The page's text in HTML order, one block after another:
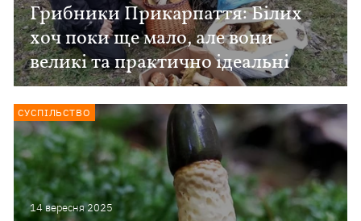
Грибники Прикарпаття: Білих
хоч поки ще мало, але вони
великі та практично ідеальні
14 вересня 2025
СУСПІЛЬСТВО